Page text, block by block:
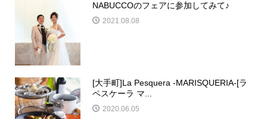
NABUCCOのフェアに参加してみて♪
2021.08.08
[大手町]La Pesquera -MARISQUERIA-[ラ
ペスケーラ マ...
2020.06.05